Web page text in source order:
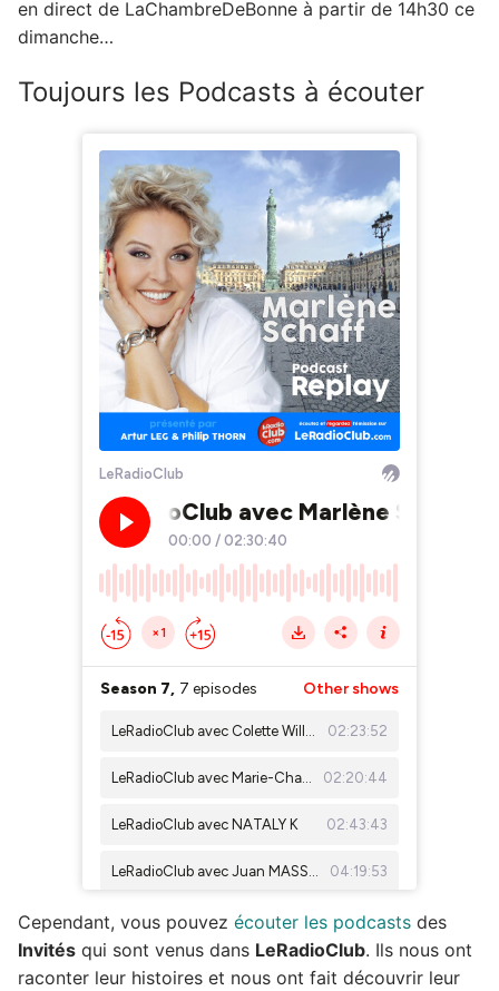
en direct de LaChambreDeBonne à partir de 14h30 ce
dimanche…
Toujours les Podcasts à écouter
Cependant, vous pouvez écouter les podcasts des
Invités qui sont venus dans LeRadioClub. Ils nous ont
raconter leur histoires et nous ont fait découvrir leur